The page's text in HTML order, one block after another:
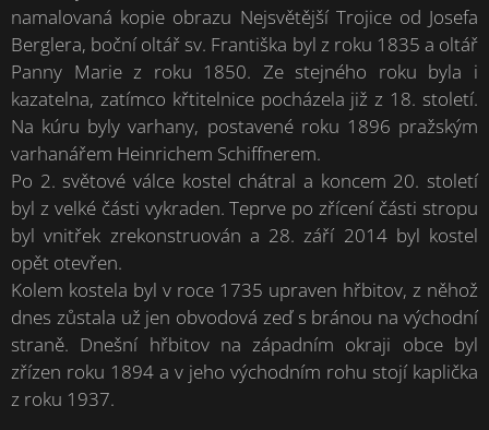
namalovaná kopie obrazu Nejsvětější Trojice od Josefa
Berglera, boční oltář sv. Františka byl z roku 1835 a oltář
Panny Marie z roku 1850. Ze stejného roku byla i
kazatelna, zatímco křtitelnice pocházela již z 18. století.
Na kúru byly varhany, postavené roku 1896 pražským
varhanářem Heinrichem Schiffnerem.
Po 2. světové válce kostel chátral a koncem 20. století
byl z velké části vykraden. Teprve po zřícení části stropu
byl vnitřek zrekonstruován a 28. září 2014 byl kostel
opět otevřen.
Kolem kostela byl v roce 1735 upraven hřbitov, z něhož
dnes zůstala už jen obvodová zeď s bránou na východní
straně. Dnešní hřbitov na západním okraji obce byl
zřízen roku 1894 a v jeho východním rohu stojí kaplička
z roku 1937.